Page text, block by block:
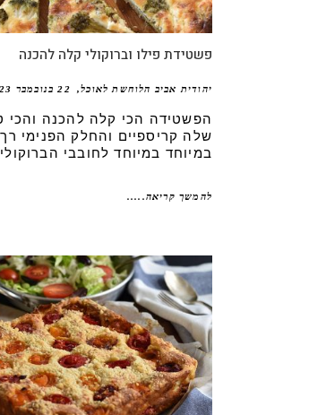
פשטידת פילו וברוקולי קלה להכנה
יהודית אביב הלוחשת לאוכל 22 בנובמבר 2023
הפשטידה הכי קלה להכנה והכי
שלה קריספיים והחלק הפנימי
במיוחד במיוחד לחובבי
להמשך קריאה.....